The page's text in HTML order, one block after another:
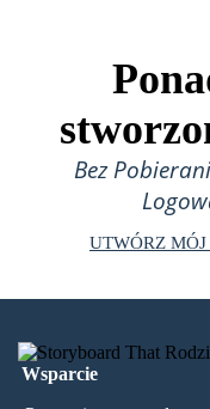
Bez
UTWÓRZ
Wsparcie